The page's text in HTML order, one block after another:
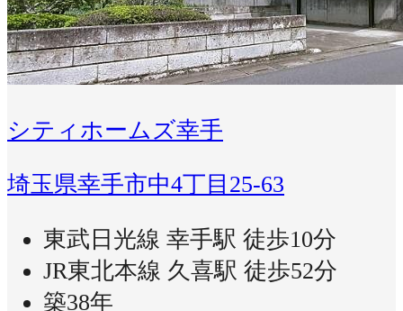
シティホームズ幸手
埼玉県幸手市中4丁目25-63
東武日光線 幸手駅 徒歩10分
JR東北本線 久喜駅 徒歩52分
築38年